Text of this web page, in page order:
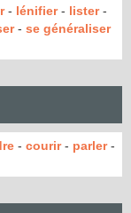
- lénifier- lister-
- se généraliser
- courir- parler-